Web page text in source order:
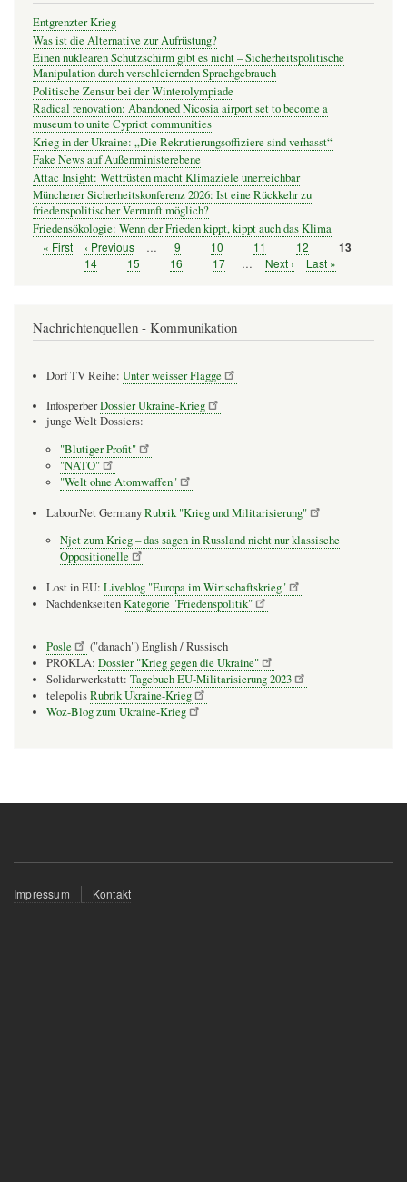
Entgrenzter Krieg
Was ist die Alternative zur Aufrüstung?
Einen nuklearen Schutzschirm gibt es nicht – Sicherheitspolitische
Manipulation durch verschleiernden Sprachgebrauch
Politische Zensur bei der Winterolympiade
Radical renovation: Abandoned Nicosia airport set to become a
museum to unite Cypriot communities
Krieg in der Ukraine: „Die Rekrutierungsoffiziere sind verhasst“
Fake News auf Außenministerebene
Attac Insight: Wettrüsten macht Klimaziele unerreichbar
Münchener Sicherheitskonferenz 2026: Ist eine Rückkehr zu
friedenspolitischer Vernunft möglich?
Friedensökologie: Wenn der Frieden kippt, kippt auch das Klima
Seitennummerierung
Erste
« First
Vorherige
Seite
‹ Previous … Seite
9 Seite
10 Seite
11 Seite
12 Seite
13
Seite
14 Seite
15 Seite
16 Seite
17 …
Nächste
Next ›
Letzte
Last »
Nachrichtenquellen - Kommunikation
Dorf TV Reihe: Unter weisser Flagge
InfosperberDossier Ukraine-Krieg
junge Welt Dossiers:
"Blutiger Profit"
"NATO"
"Welt ohne Atomwaffen"
LabourNet GermanyRubrik "Krieg und Militarisierung"
Njet zum Krieg – das sagen in Russland nicht nur klassische
Oppositionelle
Lost in EU: Liveblog "Europa im Wirtschaftskrieg"
NachdenkseitenKategorie "Friedenspolitik"
Posle
("danach") English / Russisch
PROKLA: Dossier "Krieg gegen die Ukraine"
Solidarwerkstatt: Tagebuch EU-Militarisierung 2023
telepolisRubrik Ukraine-Krieg
Woz-Blog zum Ukraine-Krieg
Fußzeilenmenü
Impressum Kontakt